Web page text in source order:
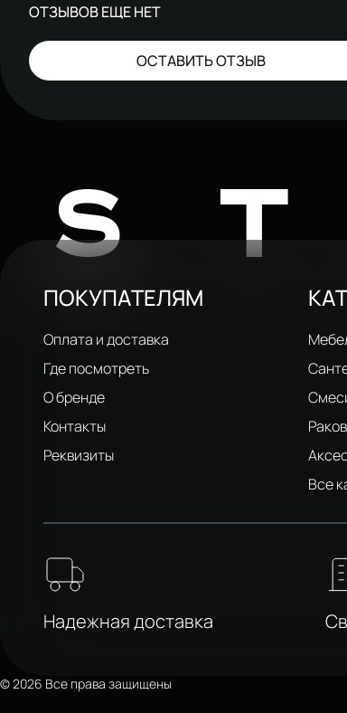
ОТЗЫВОВ ЕЩЕ НЕТ
ОСТАВИТЬ ОТЗЫВ
ПОКУПАТЕЛЯМ
Оплата и доставка
Где посмотреть
О бренде
Контакты
Реквизиты
Все
Надежная доставка
© 2026 Все права защищены